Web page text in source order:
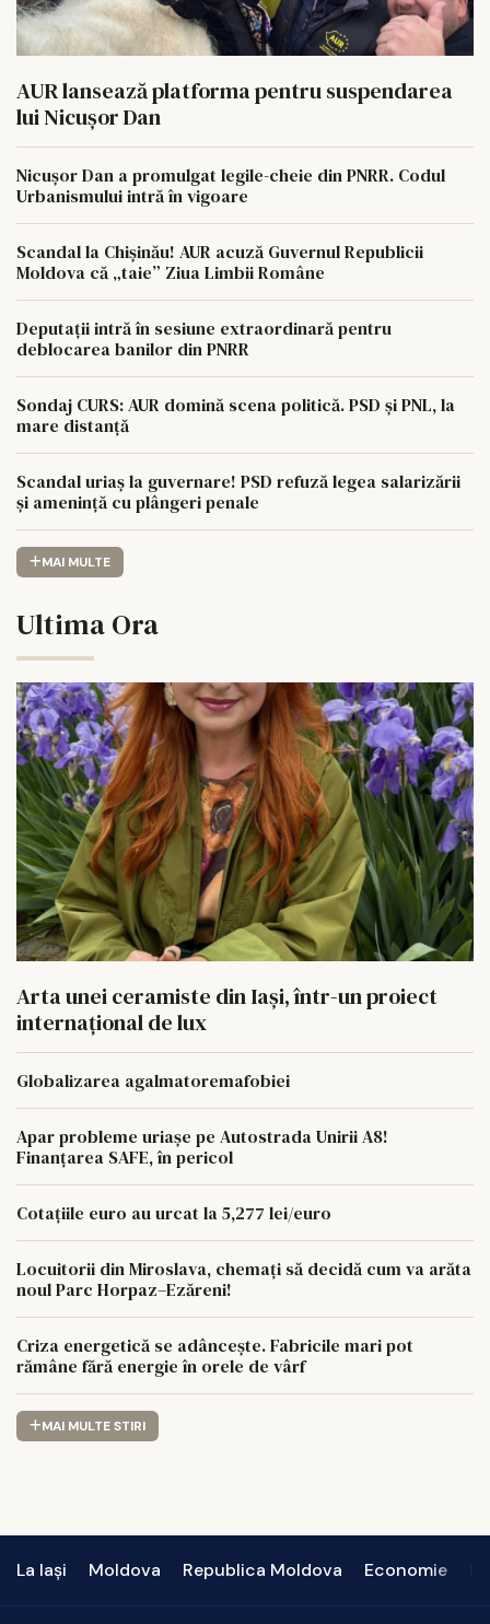
AUR lansează platforma pentru suspendarea
lui Nicușor Dan
Nicușor Dan a promulgat legile-cheie din PNRR. Codul
Urbanismului intră în vigoare
Scandal la Chișinău! AUR acuză Guvernul Republicii
Moldova că „taie” Ziua Limbii Române
Deputații intră în sesiune extraordinară pentru
deblocarea banilor din PNRR
Sondaj CURS: AUR domină scena politică. PSD și PNL, la
mare distanță
Scandal uriaș la guvernare! PSD refuză legea salarizării
și amenință cu plângeri penale
MAI MULTE
Ultima Ora
Arta unei ceramiste din Iași, într-un proiect
internațional de lux
Globalizarea agalmatoremafobiei
Apar probleme uriașe pe Autostrada Unirii A8!
Finanțarea SAFE, în pericol
Cotațiile euro au urcat la 5,277 lei/euro
Locuitorii din Miroslava, chemați să decidă cum va arăta
noul Parc Horpaz–Ezăreni!
Criza energetică se adâncește. Fabricile mari pot
rămâne fără energie în orele de vârf
MAI MULTE STIRI
La Iași Moldova Republica Moldova Economie